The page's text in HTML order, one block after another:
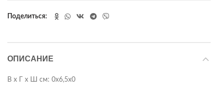
Поделиться
ОПИСАНИЕ
В х Г х Ш см: 0х6,5х0